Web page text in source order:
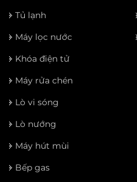
Tủ lạnh
Máy lọc nước
Khóa điện tử
Máy rửa chén
Lò vi sóng
Lò nướng
Máy hút mùi
Bếp gas